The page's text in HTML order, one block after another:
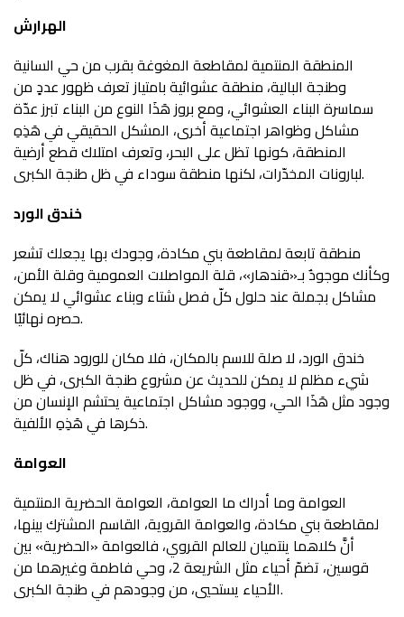
الهرارش
المنطقة المنتمية لمقاطعة المغوغة بقرب من حي السانية
وطنجة البالية، منطقة عشوائية بامتياز تعرف ظهور عددٍ من
سماسرة البناء العشوائي، ومع بروز هَذَا النوع من البناء تبرز عدّة
مشاكل وظواهر اجتماعية أخرى، المشكل الحقيقي في هَذِهِ
المنطقة، كونها تظل على البحر، وتعرف امتلاك قطع أرضية
لبارونات المخدّرات، لكنها منطقة سوداء في ظل طنجة الكبرى.
خندق الورد
منطقة تابعة لمقاطعة بني مكادة، وجودك بها يجعلك تشعر
وكأنك موجودٌ بـ«قندهار»، قلة المواصلات العمومية وقلة الأمن،
مشاكل بجملة عند حلول كلّ فصل شتاء وبناء عشوائي لا يمكن
حصره نهائيًا.
خندق الورد، لا صلة للاسم بالمكان، فلا مكان للورود هناك، كلّ
شيء مظلم لا يمكن للحديث عن مشروع طنجة الكبرى، في ظل
وجود مثل هَذَا الحي، ووجود مشاكل اجتماعية يحتشم الإنسان من
ذكرها في هَذِهِ الألفية.
العوامة
العوامة وما أدراك ما العوامة، العوامة الحضرية المنتمية
لمقاطعة بني مكادة، والعوامة القروية، القاسم المشترك بينها،
أنَّ كلاهما ينتميان للعالم القروي، فالعوامة «الحضرية» بين
قوسين، تضمّ أحياء مثل الشريعة 2، وحي فاطمة وغيرهما من
الأحياء يستحيي، من وجودهم في طنجة الكبرى.